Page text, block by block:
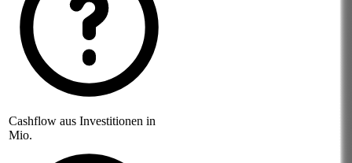
Cashflow aus Investitionen in
Mio.